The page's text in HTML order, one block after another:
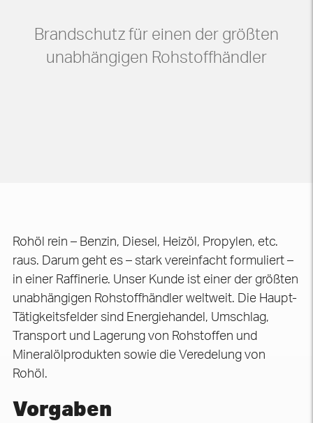
Brandschutz für einen der größten
unabhängigen Rohstoffhändler
Rohöl rein – Benzin, Diesel, Heizöl, Propylen, etc.
raus. Darum geht es – stark vereinfacht formuliert –
in einer Raffinerie. Unser Kunde ist einer der größten
unabhängigen Rohstoffhändler weltweit. Die Haupt-
Tätigkeitsfelder sind Energiehandel, Umschlag,
Transport und Lagerung von Rohstoffen und
Mineralölprodukten sowie die Veredelung von
Rohöl.
Vorgaben